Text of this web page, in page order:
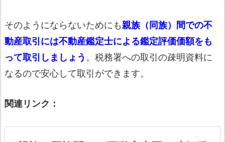
そのようにならないためにも 親族（同族）間での不
動産取引には不動産鑑定士による鑑定評価価額をも
って取引しましょう 。税務署への取引の疎明資料に
なるので安心して取引ができます。
関連リンク：